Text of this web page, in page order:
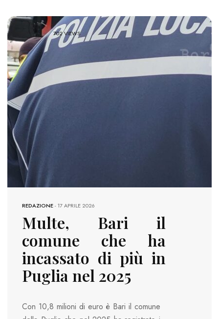
702 VIEWS
REDAZIONE-17 APRILE 2026
Multe, Bari il
comune che ha
incassato di più in
Puglia nel 2025
Con 10,8 milioni di euro è Bari il comune